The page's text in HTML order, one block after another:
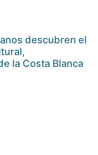
descubren el
la Costa Blanca